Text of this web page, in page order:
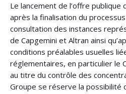
Le lancement de l’offre publique
après la finalisation du
consultation des instances
de Capgemini et Altran ainsi
conditions préalables usuelles
réglementaires, en particulier le
au titre du contrôle des
Groupe se réserve la